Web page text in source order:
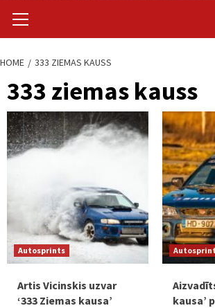
Menu
HOME 333 ZIEMAS KAUSS
333 ziemas kauss
Autosprints
Artis Vicinskis uzvar
‘333 Ziemas kausa’
kausa’